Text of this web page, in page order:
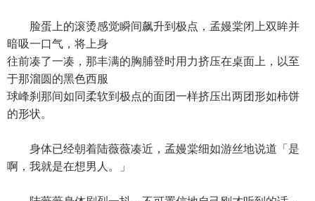
脸蛋上的滚烫感觉瞬间飙升到极点，孟嫚棠闭上双眸并
暗吸一口气，将上身
往前凑了一凑，那丰满的胸脯登时用力挤压在桌面上，以至
于那溜圆的黑色西服
球峰刹那间如同柔软到极点的面团一样挤压出两团形如柿饼
的形状。
身体已经朝着陆薇薇凑近，孟嫚棠细如游丝地说道「是
啊，我就是在想男人。」